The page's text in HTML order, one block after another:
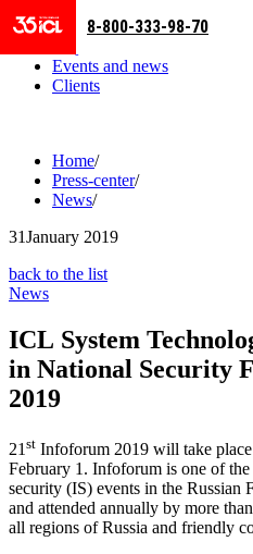
Business areas
Events and news
Clients
8-800-333-98-70
Home/
Press-center/
News/
31January 2019
back to the list
News
ICL System
in National Security
2019
21st Infoforum 2019 will take
February 1. Infoforum is one of
security (IS) events in the Russian
and attended annually by more
all regions of Russia and friendly